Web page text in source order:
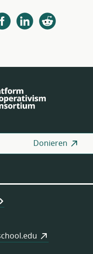
Cooperativism
Donieren